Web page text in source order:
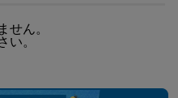
ん。
い。